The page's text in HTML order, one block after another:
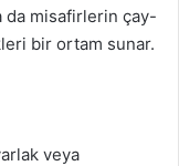
da misafirlerin çay-
bir ortam sunar.
veya